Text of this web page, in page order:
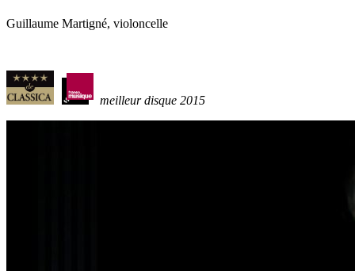
Guillaume Martigné, violoncelle
meilleur disque 2015